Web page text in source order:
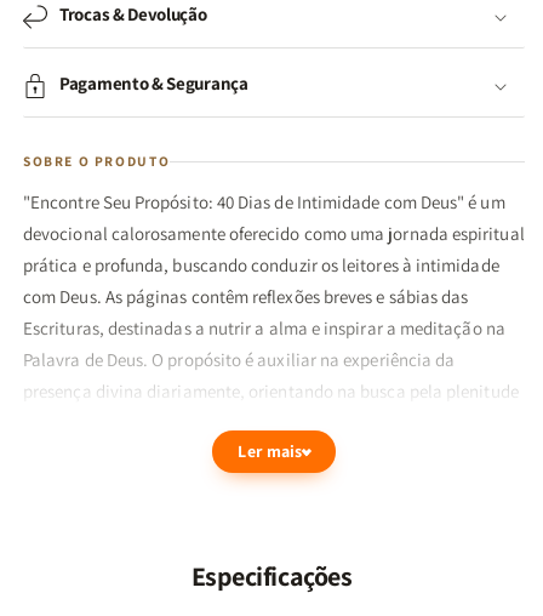
Trocas & Devolução
Pagamento & Segurança
SOBRE O PRODUTO
"Encontre Seu Propósito: 40 Dias de Intimidade com Deus" é um
devocional calorosamente oferecido como uma jornada espiritual
prática e profunda, buscando conduzir os leitores à intimidade
com Deus. As páginas contêm reflexões breves e sábias das
Escrituras, destinadas a nutrir a alma e inspirar a meditação na
Palavra de Deus. O propósito é auxiliar na experiência da
presença divina diariamente, orientando na busca pela plenitude
impactantes, a obra acompanha os leitores em sua jornada
espiritual, fortalecendo a fé e transformando atitudes. Ao permitir
Ler mais
Especificações